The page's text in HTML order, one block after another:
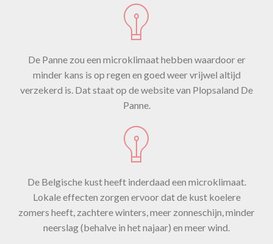
De Panne zou een microklimaat hebben waardoor er
minder kans is op regen en goed weer vrijwel altijd
verzekerd is. Dat staat op de website van Plopsaland De
Panne.
De Belgische kust heeft inderdaad een microklimaat.
Lokale effecten zorgen ervoor dat de kust koelere
zomers heeft, zachtere winters, meer zonneschijn, minder
neerslag (behalve in het najaar) en meer wind.